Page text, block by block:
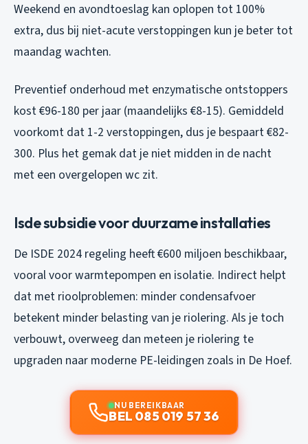
Weekend en avondtoeslag kan oplopen tot 100%
extra, dus bij niet-acute verstoppingen kun je beter tot
maandag wachten.
Preventief onderhoud met enzymatische ontstoppers
kost €96-180 per jaar (maandelijks €8-15). Gemiddeld
voorkomt dat 1-2 verstoppingen, dus je bespaart €82-
300. Plus het gemak dat je niet midden in de nacht
met een overgelopen wc zit.
Isde subsidie voor duurzame installaties
De ISDE 2024 regeling heeft €600 miljoen beschikbaar,
vooral voor warmtepompen en isolatie. Indirect helpt
dat met rioolproblemen: minder condensafvoer
betekent minder belasting van je riolering. Als je toch
verbouwt, overweeg dan meteen je riolering te
upgraden naar moderne PE-leidingen zoals in De Hoef.
NU BEREIKBAAR
BEL 085 019 57 36